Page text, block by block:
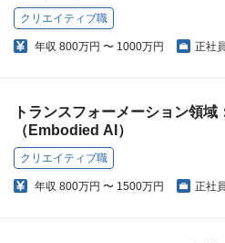
クリエイティブ職
年収 800万円 〜 1000万円 正社
トランスフォーメーション領
（Embodied AI）
クリエイティブ職
年収 800万円 〜 1500万円 正社